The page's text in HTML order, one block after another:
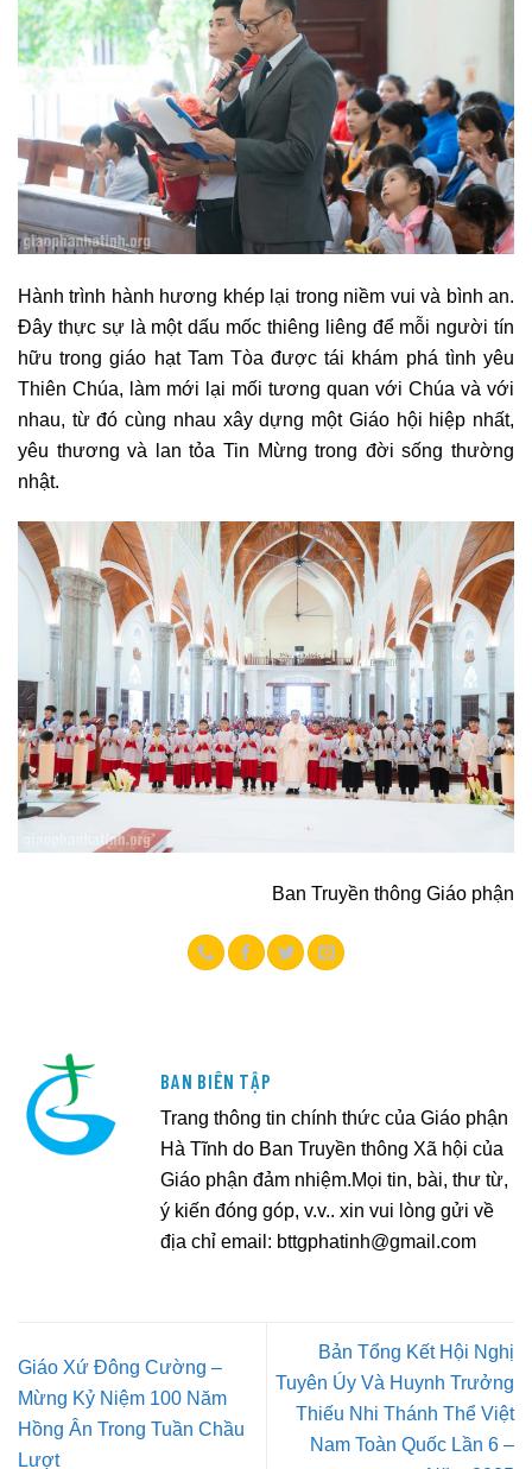
Hành trình hành hương khép lại trong niềm vui và bình an.
Đây thực sự là một dấu mốc thiêng liêng để mỗi người tín
hữu trong giáo hạt Tam Tòa được tái khám phá tình yêu
Thiên Chúa, làm mới lại mối tương quan với Chúa và với
nhau, từ đó cùng nhau xây dựng một Giáo hội hiệp nhất,
yêu thương và lan tỏa Tin Mừng trong đời sống thường
nhật.
Ban Truyền thông Giáo phận
BAN BIÊN TẬP
Trang thông tin chính thức của Giáo phận
Hà Tĩnh do Ban Truyền thông Xã hội của
Giáo phận đảm nhiệm.Mọi tin, bài, thư từ,
ý kiến đóng góp, v.v.. xin vui lòng gửi về
địa chỉ email: bttgphatinh@gmail.com
Giáo Xứ Đông Cường –
Mừng Kỷ Niệm 100 Năm
Hồng Ân Trong Tuần Chầu
Lượt
Bản Tổng Kết Hội Nghị
Tuyên Úy Và Huynh Trưởng
Thiếu Nhi Thánh Thể Việt
Nam Toàn Quốc Lần 6 –